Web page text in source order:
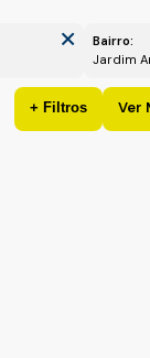
Bairro:
Jardim
Ver